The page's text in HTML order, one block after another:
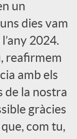
un
dies vam
2024.
reafirmem
amb els
de la nostra
gràcies
com tu,